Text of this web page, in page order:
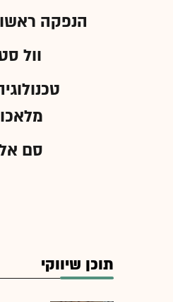
הנפקה
וול
סם
תוכן שיווקי